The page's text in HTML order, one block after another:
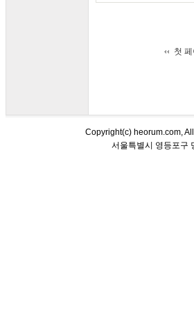
첫 페
Copyright(c) heorum.com,
서울특별시 영등포구